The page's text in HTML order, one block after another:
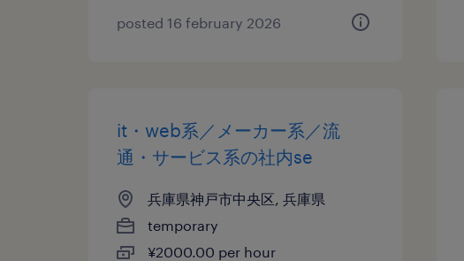
posted 16 february 2026
it・web系／メーカー系／流
通・サービス系の社内se
兵庫県神戸市中央区, 兵庫県
temporary
¥2000.00 per hour